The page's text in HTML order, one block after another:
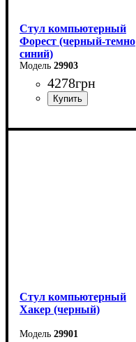
Стул компьютерный
Форест (черный-темно
синий)
29903
4278грн
Стул компьютерный
Хакер (черный)
29901